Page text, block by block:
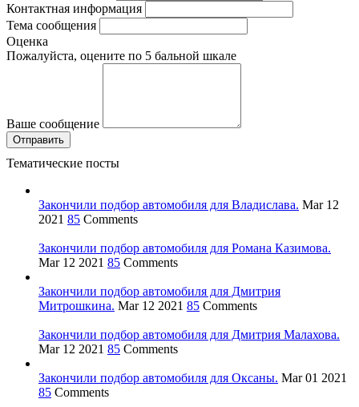
Контактная информация
Тема сообщения
Оценка
Пожалуйста, оцените по 5 бальной шкале
Ваше сообщение
Тематические посты
Закончили подбор автомобиля для Владислава. Mar 12
2021 85 Comments
Закончили подбор автомобиля для Романа Казимова.
Mar 12 2021 85 Comments
Закончили подбор автомобиля для Дмитрия
Митрошкина. Mar 12 2021 85 Comments
Закончили подбор автомобиля для Дмитрия Малахова.
Mar 12 2021 85 Comments
Закончили подбор автомобиля для Оксаны. Mar 01 2021
85 Comments